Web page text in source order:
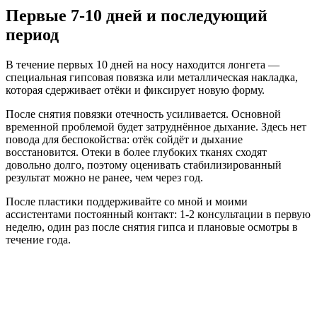
Первые 7-10 дней и последующий
период
В течение первых 10 дней на носу находится лонгета —
специальная гипсовая повязка или металлическая накладка,
которая сдерживает отёки и фиксирует новую форму.
После снятия повязки отечность усиливается. Основной
временной проблемой будет затруднённое дыхание. Здесь нет
повода для беспокойства: отёк сойдёт и дыхание
восстановится. Отеки в более глубоких тканях сходят
довольно долго, поэтому оценивать стабилизированный
результат можно не ранее, чем через год.
После пластики поддерживайте со мной и моими
ассистентами постоянный контакт: 1-2 консультации в первую
неделю, один раз после снятия гипса и плановые осмотры в
течение года.